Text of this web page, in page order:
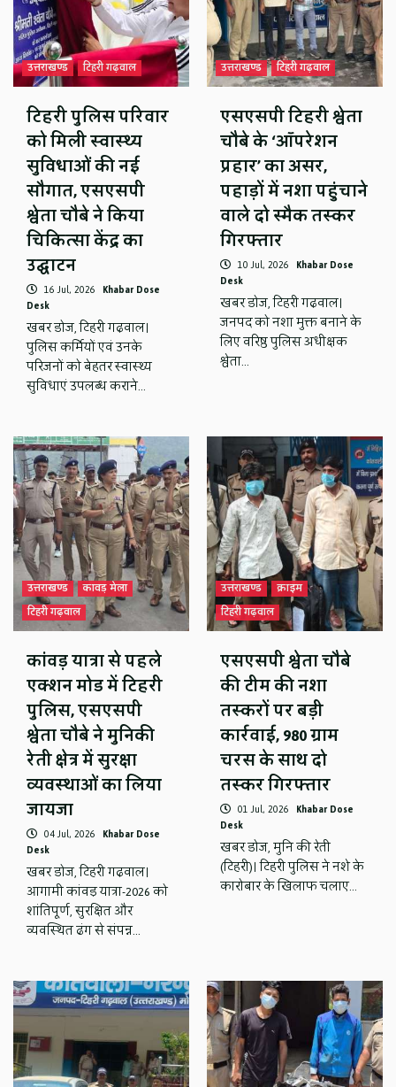
उत्तराखण्ड टिहरी गढ़वाल
टिहरी पुलिस परिवार
को मिली स्वास्थ्य
सुविधाओं की नई
सौगात, एसएसपी
श्वेता चौबे ने किया
चिकित्सा केंद्र का
उद्घाटन
16 Jul, 2026 Khabar Dose
Desk
खबर डोज, टिहरी गढ़वाल।
पुलिस कर्मियों एवं उनके
परिजनों को बेहतर स्वास्थ्य
सुविधाएं उपलब्ध कराने…
उत्तराखण्ड टिहरी गढ़वाल
एसएसपी टिहरी श्वेता
चौबे के ‘ऑपरेशन
प्रहार’ का असर,
पहाड़ों में नशा पहुंचाने
वाले दो स्मैक तस्कर
गिरफ्तार
10 Jul, 2026 Khabar Dose
Desk
खबर डोज, टिहरी गढ़वाल।
जनपद को नशा मुक्त बनाने के
लिए वरिष्ठ पुलिस अधीक्षक
श्वेता…
उत्तराखण्ड
कावड़ मेला
टिहरी गढ़वाल
कांवड़ यात्रा से पहले
एक्शन मोड में टिहरी
पुलिस, एसएसपी
श्वेता चौबे ने मुनिकी
रेती क्षेत्र में सुरक्षा
व्यवस्थाओं का लिया
जायजा
04 Jul, 2026 Khabar Dose
Desk
खबर डोज, टिहरी गढ़वाल।
आगामी कांवड़ यात्रा-2026 को
शांतिपूर्ण, सुरक्षित और
व्यवस्थित ढंग से संपन्न…
उत्तराखण्ड
क्राइम
टिहरी गढ़वाल
एसएसपी श्वेता चौबे
की टीम की नशा
तस्करों पर बड़ी
कार्रवाई, 980 ग्राम
चरस के साथ दो
तस्कर गिरफ्तार
01 Jul, 2026 Khabar Dose
Desk
खबर डोज, मुनि की रेती
(टिहरी)। टिहरी पुलिस ने नशे के
कारोबार के खिलाफ चलाए…